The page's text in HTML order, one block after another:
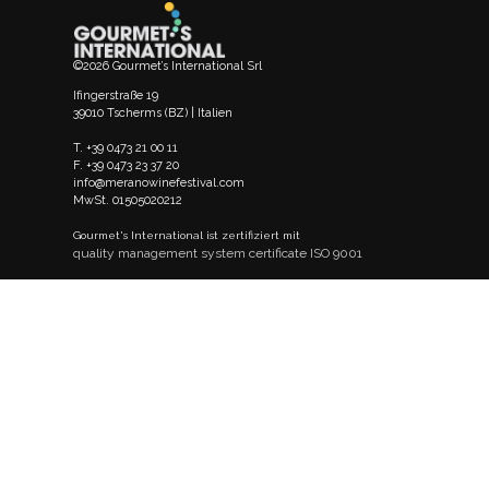
©2026 Gourmet’s International Srl
Ifingerstraße 19
39010 Tscherms (BZ) | Italien
T. +39 0473 21 00 11
F. +39 0473 23 37 20
info@meranowinefestival.com
MwSt. 01505020212
Gourmet's International ist zertifiziert mit
quality management system certificate ISO 9001